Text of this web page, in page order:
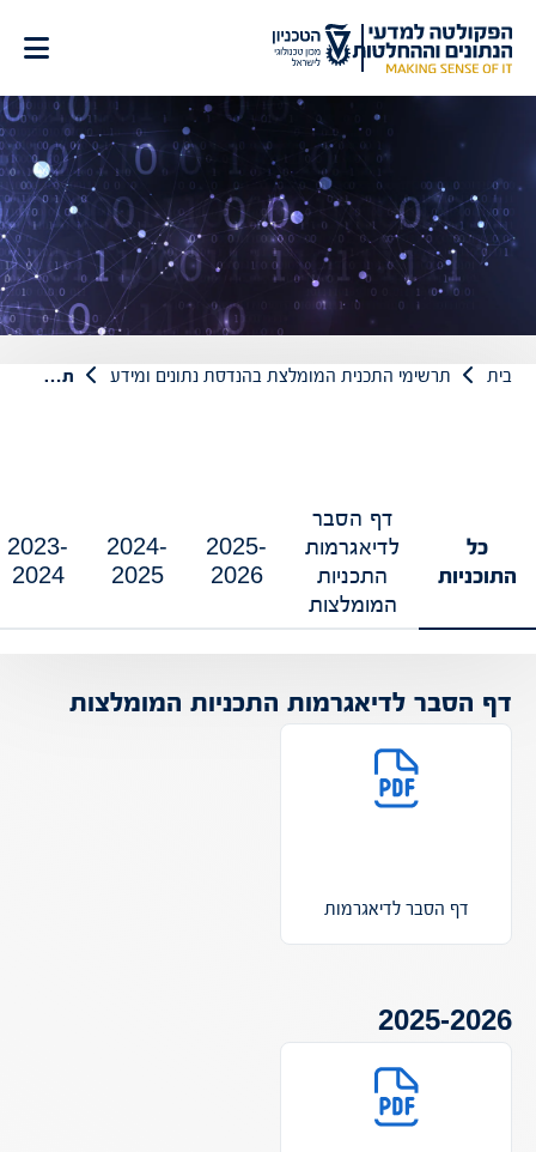
לתוכן
בית תרשימי התכנית המומלצת בהנדסת נתונים ומידע תרשימי התכנית המומלצת בהנדסת נתונים ומידע
כל
התוכניות
דף הסבר
לדיאגרמות
התכניות
המומלצות
2025-
2026
2024-
2025
2023-
2024
דף הסבר לדיאגרמות התכניות המומלצות
דף הסבר לדיאגרמות
2025-2026